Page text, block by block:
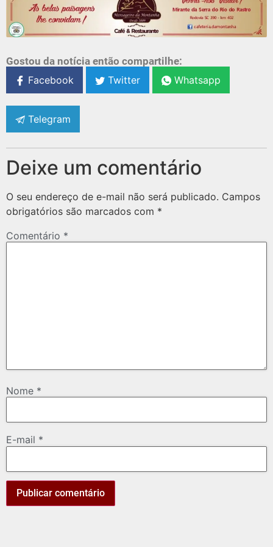
Gostou da notícia então compartilhe:
Facebook
Twitter Whatsapp
Telegram
Deixe um comentário
O seu endereço de e-mail não será publicado. Campos
obrigatórios são marcados com *
Comentário *
Nome *
E-mail *